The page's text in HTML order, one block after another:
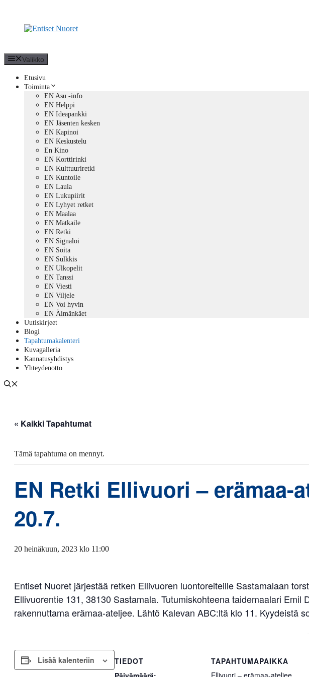
Valikko
Etusivu
Toiminta
EN Asu -info
EN Helppi
EN Ideapankki
EN Jäsenten kesken
EN Kapinoi
EN Keskustelu
En Kino
EN Korttirinki
EN Kulttuuriretki
EN Kuntoile
EN Laula
EN Lukupiirit
EN Lyhyet retket
EN Maalaa
EN Matkaile
EN Retki
EN Signaloi
EN Soita
EN Sulkkis
EN Ulkopelit
EN Tanssi
EN Viesti
EN Viljele
EN Voi hyvin
EN Äimänkäet
Uutiskirjeet
Blogi
Tapahtumakalenteri
Kuvagalleria
Kannatusyhdistys
Yhteydenotto
« Kaikki Tapahtumat
Tämä tapahtuma on mennyt.
EN Retki Ellivuori – erämaa-
20.7.
20 heinäkuun, 2023 klo 11:00
Entiset Nuoret järjestää retken Ellivuoren luontoreiteille Sastamalaan
Ellivuorentie 131, 38130 Sastamala. Tutumiskohteena taidemaalari Emil
rakennuttama erämaa-ateljee. Lähtö Kalevan ABC:ltä klo 11. Kyydeistä
Lisää kalenteriin
TIEDOT
TAPAHTUMAPAIKKA
Ellivuori – erämaa-ateljee